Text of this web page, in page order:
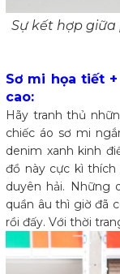
Sự kết hợp
Sơ mi họa tiết
cao:
Hãy tranh thủ
chiếc áo sơ mi
denim xanh kinh
đồ này cực kì
duyên hải. Những
quần âu thì giờ đã
rồi đấy. Với thời